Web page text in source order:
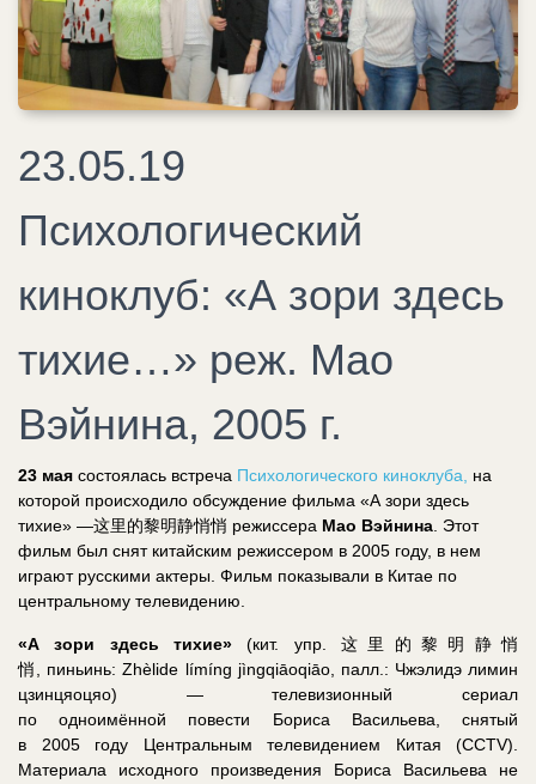
23.05.19
Психологический
киноклуб: «А зори здесь
тихие…» реж. Мао
Вэйнина, 2005 г.
23 мая состоялась встреча Психологического киноклуба, на
которой происходило обсуждение фильма «А зори здесь
тихие» —这里的黎明静悄悄 режиссера Мао Вэйнина. Этот
фильм был снят китайским режиссером в 2005 году, в нем
играют русскими актеры. Фильм показывали в Китае по
центральному телевидению.
«А зори здесь тихие» (кит. упр. 这里的黎明静悄
悄, пиньинь: Zhèlide límíng jìngqiāoqiāo, палл.: Чжэлидэ лимин
цзинцяоцяо) — телевизионный сериал
по одноимённой повести Бориса Васильева, снятый
в 2005 году Центральным телевидением Китая (CCTV).
Материала исходного произведения Бориса Васильева не